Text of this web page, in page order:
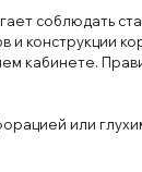
соблюдать
и конструкции
кабинете.
или глух